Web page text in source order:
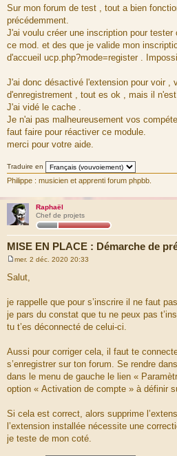
a
g
e
Sur mon forum de test , tout a bien
précédemment.
J'ai voulu créer une inscription pour
ce mod. et des que je valide mon
d'accueil ucp.php?mode=register .
J'ai donc désactivé l'extension pour voir ,
d'enregistrement , tout es ok , mais il
J'ai vidé le cache .
Je n'ai pas malheureusement vos
faut faire pour réactiver ce module.
merci pour votre aide.
Traduire en
Philippe : musicien et apprenti forum phpbb.
Raphaël
Chef de projets
MISE EN PLACE : Démarche de
e
s
g
e
mer. 2 déc. 2020 20:33
Salut,
je rappelle que pour s’inscrire il ne faut
je pars du constat que tu ne peux pas
tu t’es déconnecté de celui-ci.
Aussi pour corriger cela, il faut te
s’enregistrer sur ton forum. Se rendre
dans le menu de gauche le lien «
option « Activation de compte » à définir
Si cela est correct, alors supprime
l’extension installée nécessite une
je teste de mon coté.